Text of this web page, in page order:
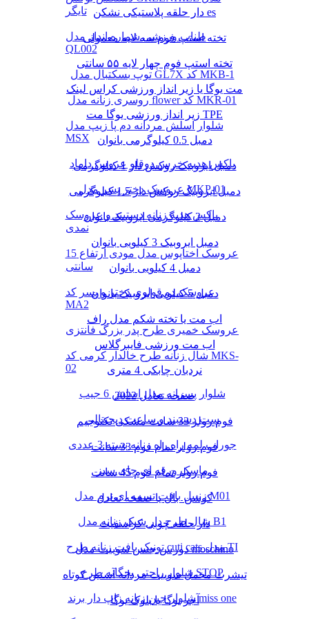
تایگر
طناب ورزشی شماره انداز مدل
QL002
توپ بسکتبال مدل GL7X کد MKB-1
روسری زنانه مدل flower کد MKR-01
شلوار اسلش مردانه دم پا زیپ مدل
MSX
باکس هدیه خرس دوقلو عروس داماد
عروسک دختر پسر مدل MKP-01
باکس هدیه زنانه دستبند و عروسک
نمدی
عروسک اختاپوس مدل مودی ارتفاع 15
سانتی
عروسک دو قولوی دختر و پسر کد
MA2
عروسک خمیری طرح پدر بزرگ فانتزی
شال زنانه طرح خالدار کرمی کد MKS-
02
شلوار پسرانه مدل اسلش 6 جیب
ست دستبند و ساعت دیجیتالی
جوراب لمه راه راه زنانه بسته 3 عددی
ماسک ورقه ای چای سبز
زنبیل بافت تسمه ای نرم مدل M01
شال طرح دار شیک زنانه مدل B1
تونیک بافت زنانه طرح cuti cats مدل TI
شلوار راحتی بچگانه طرح STOP
شلوار جین زنانه زاپ دار برند miss one
دار حلقه پلاستیکی نشکن es
تخته استپ فوم سه لایه معمولی
تخته استپ فوم چهار لایه ۵۵ سانتی
مت یوگا یا زیر انداز ورزشی کراس لینک
زیر انداز ورزشی یوگا مت TPE
دمبل 0.5 کیلوگرمی بانوان
دمبل ایروبیک روکش‌ دار 1 کیلوگرمی
دمبل ایروبیک روکش‌ دار 1.5 کیلوگرمی
دمبل 2 کیلوگرمی ایروبیک بانوان
دمبل ایروبیک 3 کیلویی بانوان
دمبل 4 کیلویی بانوان
دمبل 5 کیلویی ایروبیک بانوان
اب مت یا تخته شکم مدل راف
اب مت ورزشی فایبرگلاس
نردبان چابکی 4 متری
صفحه تعادل 2022
فوم رولر 33 سانت مشکی تکنوجیم
فوم رولر تمام فوم 33 سانت
فوم رولر تمام فوم 45 سانت
کوشن بال یا صفحه تعادل
دار حلقه چوبی کراسفیت
دورس جنس سوییت مدل moschino
تیشرت مخمل سوییت مردانه آستین کوتاه
آجر یوگا یا بلوک یوگا